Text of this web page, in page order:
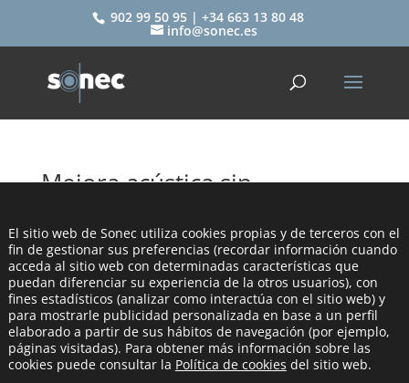
902 99 50 95 | +34 663 13 80 48
info@sonec.es
Mejora acústica sin
porsonec|Mar 14, 2023|SONEC
El sitio web de Sonec utiliza cookies propias y de terceros con el
fin de gestionar sus preferencias (recordar información cuando
acceda al sitio web con determinadas características que
puedan diferenciar su experiencia de la otros usuarios), con
fines estadísticos (analizar como interactúa con el sitio web) y
para mostrarle publicidad personalizada en base a un perfil
elaborado a partir de sus hábitos de navegación (por ejemplo,
páginas visitadas). Para obtener más información sobre las
cookies puede consultar la Política de cookies del sitio web.